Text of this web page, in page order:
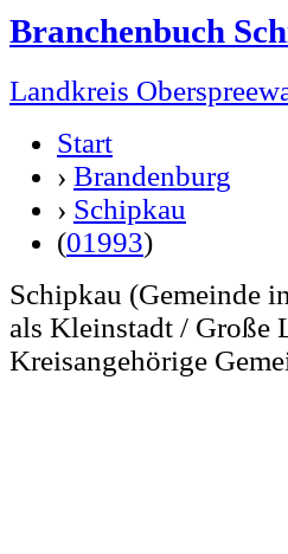
Branchenbuch
Landkreis
Start
› Brandenburg
› Schipkau
(01993)
Schipkau (Gemeinde
als Kleinstadt / Große
Kreisangehörige